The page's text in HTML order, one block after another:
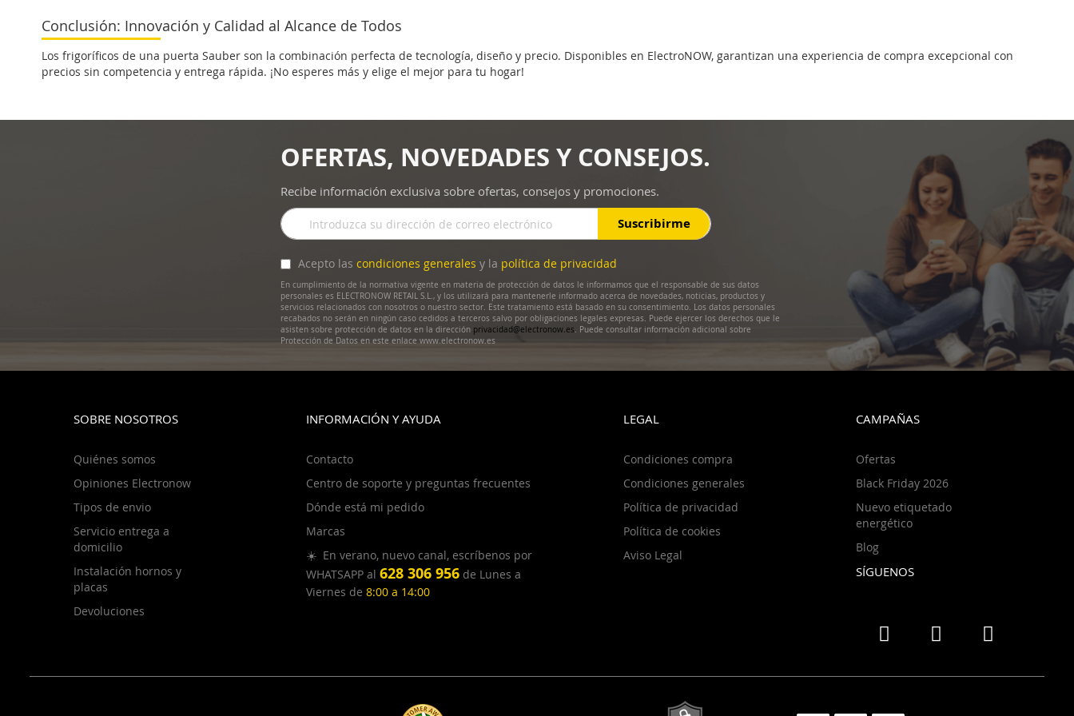
DETALLE
DETALLE
DETALLE
Conclusión: Innovación y Calidad al Alcance de Todos
Los frigoríficos de una puerta Sauber son la combinación perfecta de tecnología, diseño y precio. Disponibles en ElectroNOW, garantizan una experiencia de compra excepcional con
precios sin competencia y entrega rápida. ¡No esperes más y elige el mejor para tu hogar!
OFERTAS, NOVEDADES Y CONSEJOS.
Recibe información exclusiva sobre ofertas, consejos y promociones.
Inscríbase
a
boletín
de
noticias:
Suscribirme
Acepto las condiciones generales y la política de privacidad
En cumplimiento de la normativa vigente en materia de protección de datos le informamos que el responsable de sus datos
personales es ELECTRONOW RETAIL S.L., y los utilizará para mantenerle informado acerca de novedades, noticias, productos y
servicios relacionados con nosotros o nuestro sector. Este tratamiento está basado en su consentimiento. Los datos personales
recabados no serán en ningún caso cedidos a terceros salvo por obligaciones legales expresas. Puede ejercer los derechos que le
asisten sobre protección de datos en la dirección privacidad@electronow.es. Puede consultar información adicional sobre
Protección de Datos en este enlace www.electronow.es
SOBRE NOSOTROS
Quiénes somos
Opiniones Electronow
Tipos de envio
Servicio entrega a
domicilio
Instalación hornos y
placas
Devoluciones
INFORMACIÓN Y AYUDA
Contacto
Centro de soporte y preguntas frecuentes
Dónde está mi pedido
Marcas
☀️ En verano, nuevo canal, escríbenos por
WHATSAPP al 628 306 956de Lunes a
Viernes de 8:00 a 14:00
LEGAL
Condiciones compra
Condiciones generales
Política de privacidad
Política de cookies
Aviso Legal
CAMPAÑAS
Ofertas
Black Friday 2026
Nuevo etiquetado
energético
Blog
SÍGUENOS